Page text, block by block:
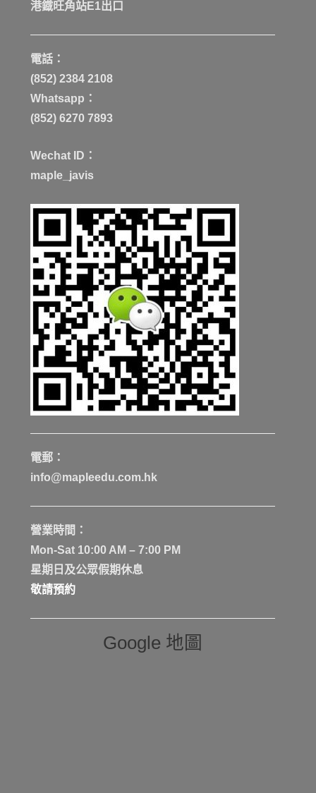
港鐡旺角站E1出口
電話：
(852) 2384 2108
Whatsapp：
(852) 6270 7893
Wechat ID：
maple_javis
電郵：
info@mapleedu.com.hk
營業時間：
Mon-Sat 10:00 AM – 7:00 PM
星期日及公眾假期休息
敬請預約
Google 地圖